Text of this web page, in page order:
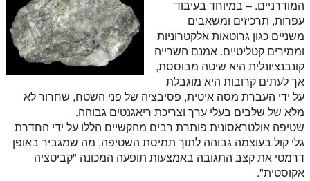
המודרניים. – במיוחד בעיבוד
עפרות, תרכיזים ומשאבים
משניים כגון גרוטאות אלקטרוניות
וממירים קטליטיים. אמנם השרייה
קונבנציונלית היא שיטה מבוססת,
אך לעתים קרובות היא מוגבלת
על ידי העברת מסה איטית, פסיבציה של פני השטח, שחרור לא
מלא של שלבים בעלי ערך וצריכת ריאגנטים גבוהה.
שטיפה אולטראסונית פותרת רבים מהקשיים הללו על ידי החדרת
גלי קול בעוצמה גבוהה לתוך תמיסת השטיפה, מה שמגביר באופן
דרמטי את קצב התגובה באמצעות תופעה המכונה "קביטציה
אקוסטית".